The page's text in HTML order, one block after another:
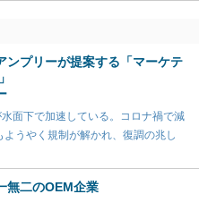
ンプリーが提案する「マーケテ
面下で加速している。コロナ禍で減
うやく規制が解かれ、復調の兆し
無二のOEM企業